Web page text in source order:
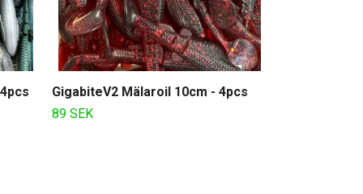
GigabiteV2 Mälaroil 10cm - 4pcs
89 SEK